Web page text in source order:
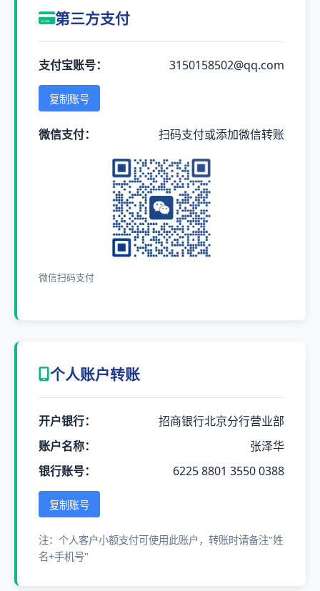
第三方支付
支付宝账号： 3150158502@qq.com
复制账号
微信支付： 扫码支付或添加微信转账
微信扫码支付
个人账户转账
开户银行：
招商银行北京分行营业部
账户名称：
张泽华
银行账号：
6225 8801 3550 0388
复制账号
注：个人客户小额支付可使用此账户，转账时请备注"姓
名+手机号"